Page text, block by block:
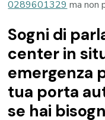
0289601329 ma non
Sogni di
center in
emergenza
tua porta
se hai